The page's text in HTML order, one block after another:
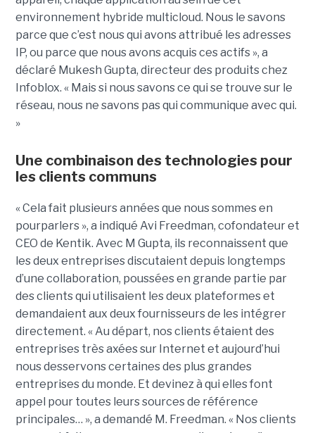
environnement hybride multicloud. Nous le savons
parce que c’est nous qui avons attribué les adresses
IP, ou parce que nous avons acquis ces actifs », a
déclaré Mukesh Gupta, directeur des produits chez
Infoblox. « Mais si nous savons ce qui se trouve sur le
réseau, nous ne savons pas qui communique avec qui.
»
Une combinaison des technologies pour
les clients communs
« Cela fait plusieurs années que nous sommes en
pourparlers », a indiqué Avi Freedman, cofondateur et
CEO de Kentik. Avec M Gupta, ils reconnaissent que
les deux entreprises discutaient depuis longtemps
d’une collaboration, poussées en grande partie par
des clients qui utilisaient les deux plateformes et
demandaient aux deux fournisseurs de les intégrer
directement. « Au départ, nos clients étaient des
entreprises très axées sur Internet et aujourd’hui
nous desservons certaines des plus grandes
entreprises du monde. Et devinez à qui elles font
appel pour toutes leurs sources de référence
principales… », a demandé M. Freedman. « Nos clients